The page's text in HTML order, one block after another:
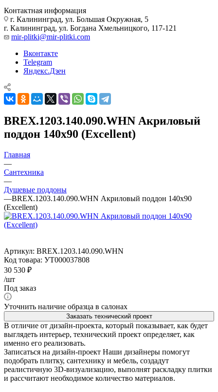
Контактная информация
г. Калининград, ул. Большая Окружная, 5
г. Калининград, ул. Богдана Хмельницкого, 117-121
mir-plitki@mir-plitki.com
Вконтакте
Telegram
Яндекс.Дзен
BREX.1203.140.090.WHN Акриловый
поддон 140х90 (Excellent)
Главная
—
Сантехника
—
Душевые поддоны
—BREX.1203.140.090.WHN Акриловый поддон 140х90
(Excellent)
Артикул: BREX.1203.140.090.WHN
Код товара: УТ000037808
30 530 ₽
/шт
Под заказ
Уточнить наличие образца в салонах
Заказать технический проект
В отличие от дизайн-проекта, который показывает, как будет
выглядеть интерьер, технический проект определяет, как
именно его реализовать.
Записаться на дизайн-проект Наши дизайнеры помогут
подобрать плитку, сантехнику и мебель, создадут
реалистичную 3D-визуализацию, выполнят раскладку плитки
и рассчитают необходимое количество материалов.